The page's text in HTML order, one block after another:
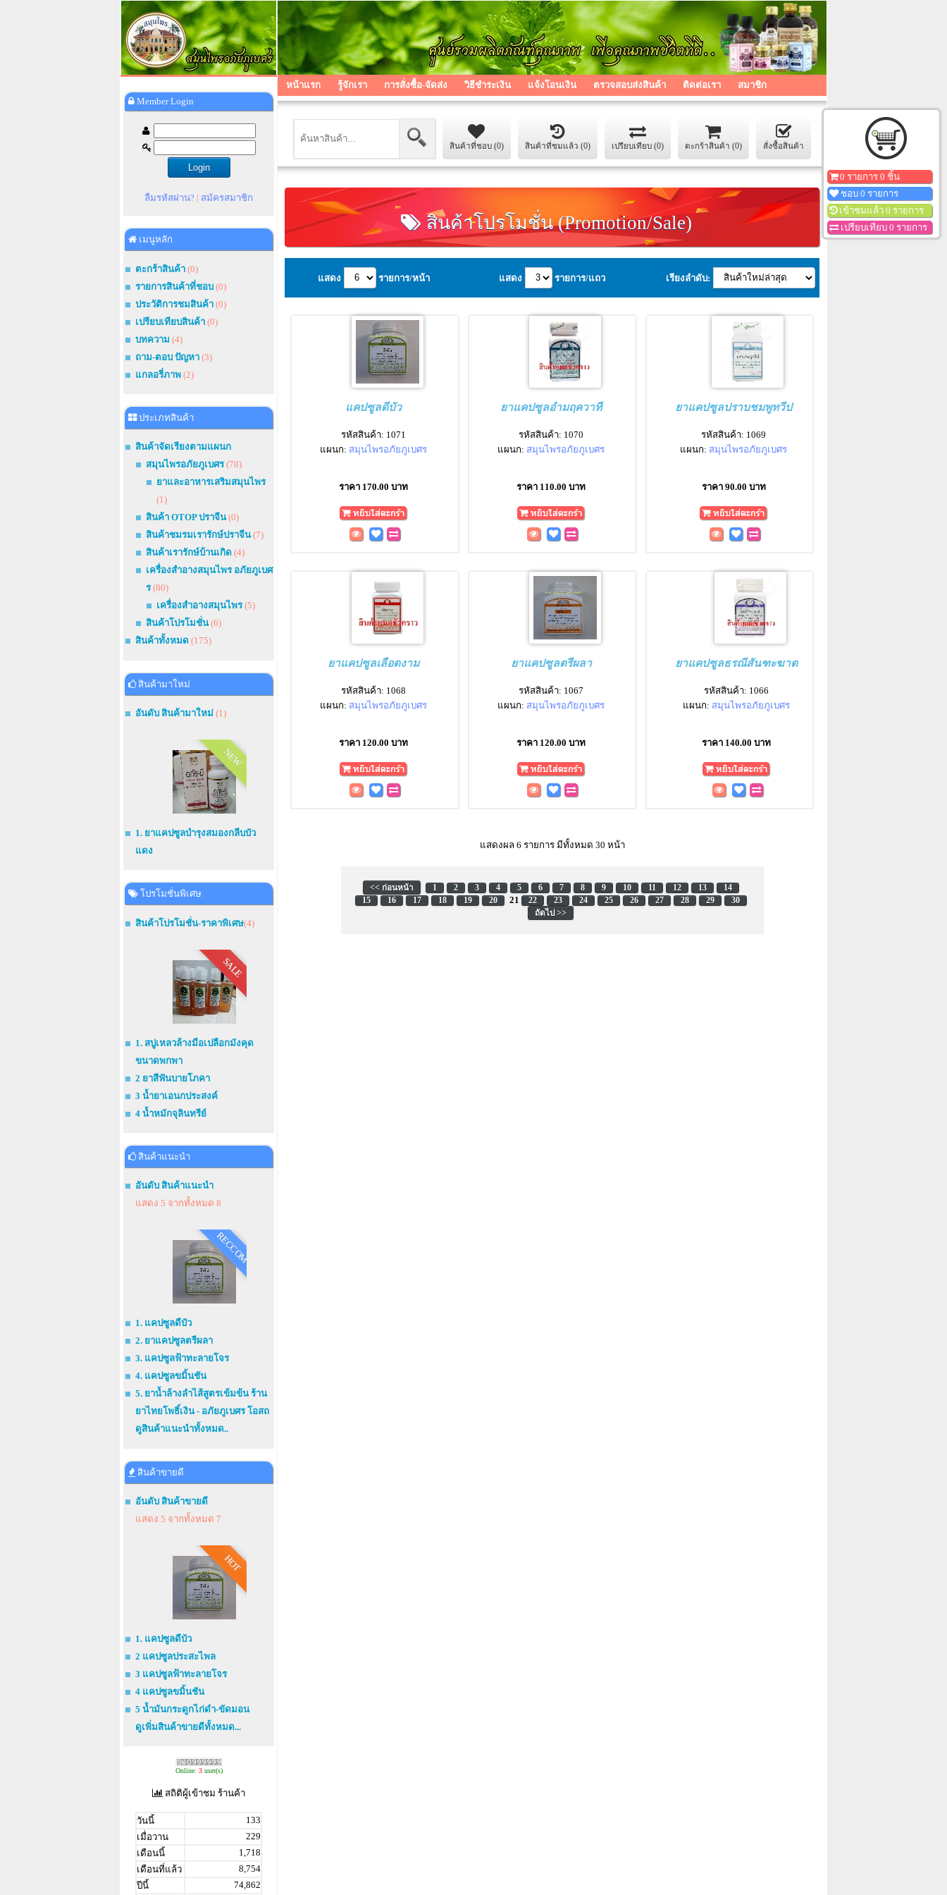
Member Login
ลืมรหัสผ่าน? | สมัครสมาชิก
เมนูหลัก
ตะกร้าสินค้า (0)
รายการสินค้าที่ชอบ (0)
ประวัติการชมสินค้า (0)
เปรียบเทียบสินค้า (0)
บทความ (4)
ถาม-ตอบ ปัญหา (3)
แกลอรี่ภาพ (2)
ประเภทสินค้า
สินค้าจัดเรียงตามแผนก
สมุนไพรอภัยภูเบศร(78)
ยาและอาหารเสริมสมุนไพร
(1)
สินค้า OTOP ปราจีน(0)
สินค้าชมรมเรารักษ์ปราจีน(7)
สินค้าเรารักษ์บ้านเกิด (4)
เครื่องสำอางสมุนไพร อภัยภูเบศ
ร(80)
เครื่องสำอางสมุนไพร(5)
สินค้าโปรโมชั่น(6)
สินค้าทั้งหมด (175)
สินค้ามาใหม่
อันดับ สินค้ามาใหม่ (1)
NEW
1. ยาแคปซูลบำรุงสมองกลีบบัว
แดง
โปรโมชั่นพิเศษ
สินค้าโปรโมชั่น-ราคาพิเศษ(4)
SALE
1. สบู่เหลวล้างมือเปลือกมังคุด
ขนาดพกพา
2 ยาสีฟันบายโภคา
3 น้ำยาเอนกประสงค์
4 น้ำหมักจุลินทรีย์
สินค้าแนะนำ
อันดับ สินค้าแนะนำ
แสดง 5 จากทั้งหมด 8
RECCOM
1. แคปซูลดีบัว
2. ยาแคปซูลตรีผลา
3. แคปซูลฟ้าทะลายโจร
4. แคปซูลขมิ้นชัน
5. ยาน้ำล้างลำไส้สูตรเข้มข้น ร้าน
ยาไทยโพธิ์เงิน - อภัยภูเบศร โอสถ
ดูสินค้าแนะนำทั้งหมด..
สินค้าขายดี
อันดับ สินค้าขายดี
แสดง 5 จากทั้งหมด 7
HOT
1. แคปซูลดีบัว
2 แคปซูลประสะไพล
3 แคปซูลฟ้าทะลายโจร
4 แคปซูลขมิ้นชัน
5 น้ำมันกระดูกไก่ดำ-ขัดมอน
ดูเพิ่มสินค้าขายดีทั้งหมด...
Online: 3user(s)
สถิติผู้เข้าชม ร้านค้า
วันนี้
133
เมื่อวาน
229
เดือนนี้
1,718
เดือนที่แล้ว
8,754
ปีนี้
74,862
หน้าแรก รู้จักเรา การสั่งซื้อ-จัดส่ง วิธีชำระเงิน แจ้งโอนเงิน ตรวจสอบส่งสินค้า ติดต่อเรา สมาชิก
สินค้าที่ชอบ (0) สินค้าที่ชมแล้ว (0) เปรียบเทียบ (0) ตะกร้าสินค้า (0) สั่งซื้อสินค้า
สินค้าโปรโมชั่น (Promotion/Sale)
แสดง รายการ/หน้า แสดง รายการ/แถว เรียงลำดับ:
แคปซูลดีบัว
รหัสสินค้า: 1071
แผนก: สมุนไพรอภัยภูเบศร
ราคา 170.00 บาท
ยาแคปซูลอำมฤควาที
รหัสสินค้า: 1070
แผนก: สมุนไพรอภัยภูเบศร
ราคา 110.00 บาท
ยาแคปซูลปราบชมพูทวีป
รหัสสินค้า: 1069
แผนก: สมุนไพรอภัยภูเบศร
ราคา 90.00 บาท
ยาแคปซูลเลือดงาม
รหัสสินค้า: 1068
แผนก: สมุนไพรอภัยภูเบศร
ราคา 120.00 บาท
ยาแคปซูลตรีผลา
รหัสสินค้า: 1067
แผนก: สมุนไพรอภัยภูเบศร
ราคา 120.00 บาท
ยาแคปซูลธรณีสันฑะฆาต
รหัสสินค้า: 1066
แผนก: สมุนไพรอภัยภูเบศร
ราคา 140.00 บาท
แสดงผล 6 รายการ มีทั้งหมด 30 หน้า
<< ก่อนหน้า 1 2 3 4 5 6 7 8 9 10 11 12 13
14
15
16 17 18 19 20 21 22 23 24 25 26 27 28 29
30
ถัดไป >>
0 รายการ 0 ชิ้น
ชอบ 0 รายการ
เข้าชมแล้ว 0 รายการ
เปรียบเทียบ 0 รายการ